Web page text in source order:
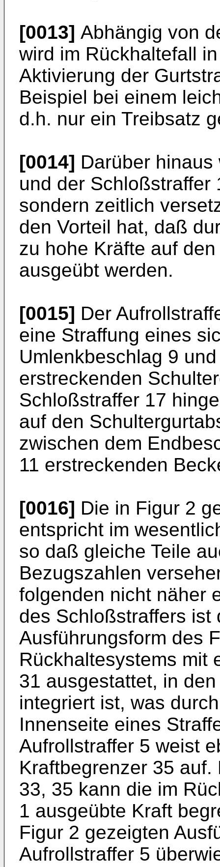
[0013] Abhängig von
wird im Rückhaltefall
Aktivierung der
Beispiel bei einem
d.h. nur ein Treibsatz
[0014] Darüber
und der Schloßstraffer
sondern zeitlich
den Vorteil hat, daß
zu hohe Kräfte auf
ausgeübt werden.
[0015] Der
eine Straffung eines
Umlenkbeschlag 9
erstreckenden
Schloßstraffer 17
auf den
zwischen dem
11 erstreckenden
[0016] Die in Figur 2
entspricht im
so daß gleiche Teile
Bezugszahlen
folgenden nicht näher
des Schloßstraffers ist
Ausführungsform des
Rückhaltesystems mit
31 ausgestattet, in
integriert ist, was
Innenseite eines
Aufrollstraffer 5 weist
Kraftbegrenzer 35
33, 35 kann die im
1 ausgeübte Kraft
Figur 2 gezeigten
Aufrollstraffer 5